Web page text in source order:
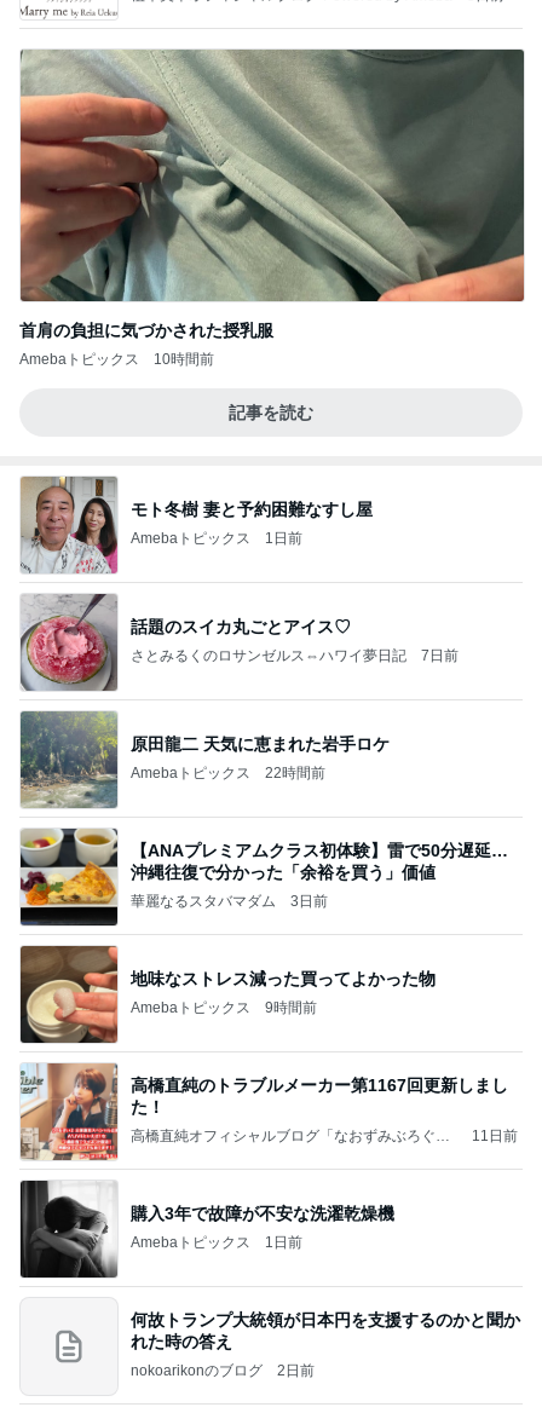
首肩の負担に気づかされた授乳服
Amebaトピックス 10時間前
記事を読む
モト冬樹 妻と予約困難なすし屋
Amebaトピックス 1日前
話題のスイカ丸ごとアイス♡
さとみるくのロサンゼルス⇔ハワイ夢日記 7日前
原田龍二 天気に恵まれた岩手ロケ
Amebaトピックス 22時間前
【ANAプレミアムクラス初体験】雷で50分遅延…
沖縄往復で分かった「余裕を買う」価値
華麗なるスタバマダム 3日前
地味なストレス減った買ってよかった物
Amebaトピックス 9時間前
高橋直純のトラブルメーカー第1167回更新しまし
た！
高橋直純オフィシャルブログ「なおずみぶろぐ」
11日前
購入3年で故障が不安な洗濯乾燥機
Amebaトピックス 1日前
何故トランプ大統領が日本円を支援するのかと聞か
れた時の答え
nokoarikonのブログ 2日前